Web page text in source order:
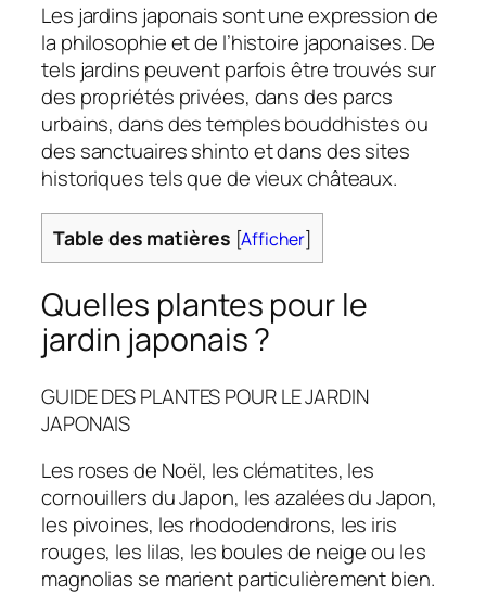
Les jardins japonais sont une expression de
la philosophie et de l’histoire japonaises. De
tels jardins peuvent parfois être trouvés sur
des propriétés privées, dans des parcs
urbains, dans des temples bouddhistes ou
des sanctuaires shinto et dans des sites
historiques tels que de vieux châteaux.
Table des matières [Afficher]
Quelles plantes pour le
jardin japonais ?
GUIDE DES PLANTES POUR LE JARDIN
JAPONAIS
Les roses de Noël, les clématites, les
cornouillers du Japon, les azalées du Japon,
les pivoines, les rhododendrons, les iris
rouges, les lilas, les boules de neige ou les
magnolias se marient particulièrement bien.